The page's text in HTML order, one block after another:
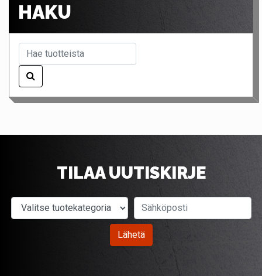
HAKU
TILAA UUTISKIRJE
Valitse tuotekategoria
Lähetä